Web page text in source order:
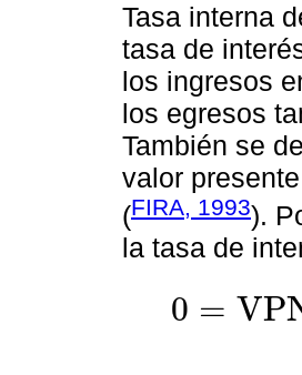
Tasa interna
tasa de
los ingresos
los egresos
También se
valor
(FIRA, 1993).
la tasa de
0 = VP
0= PNi* ∑B t- C 1+